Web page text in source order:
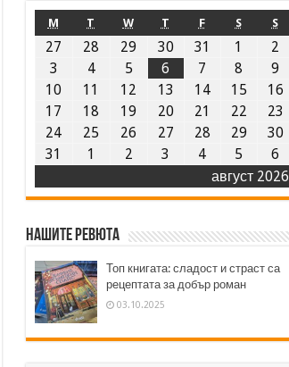
август 2026
M T W T F S S
27 28 29 30 31 1
2
3
4 5 6 7 8
9
10
11 12 13 14 15
16
17
18 19 20 21 22
23
24
25 26 27 28 29
30
31
1 2 3 4 5 6
Нашите ревюта
Топ книгата: сладост и страст са
рецептата за добър роман
03.10.2025